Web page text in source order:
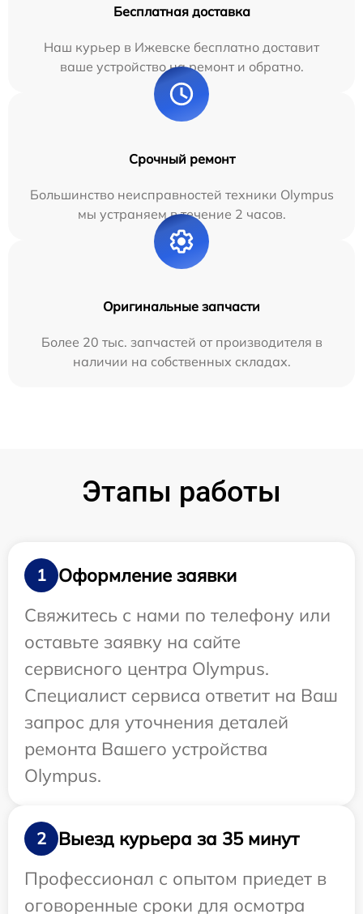
Бесплатная доставка
Наш курьер в Ижевске бесплатно доставит
ваше устройство на ремонт и обратно.
Срочный ремонт
Большинство неисправностей техники Olympus
мы устраняем в течение 2 часов.
Оригинальные запчасти
Более 20 тыс. запчастей от производителя в
наличии на собственных складах.
Этапы работы
1
Оформление заявки
Свяжитесь с нами по телефону или
оставьте заявку на сайте
сервисного центра Olympus.
Специалист сервиса ответит на Ваш
запрос для уточнения деталей
ремонта Вашего устройства
Olympus.
2
Выезд курьера за 35 минут
Профессионал с опытом приедет в
оговоренные сроки для осмотра